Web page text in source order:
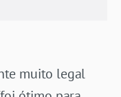
muito legal